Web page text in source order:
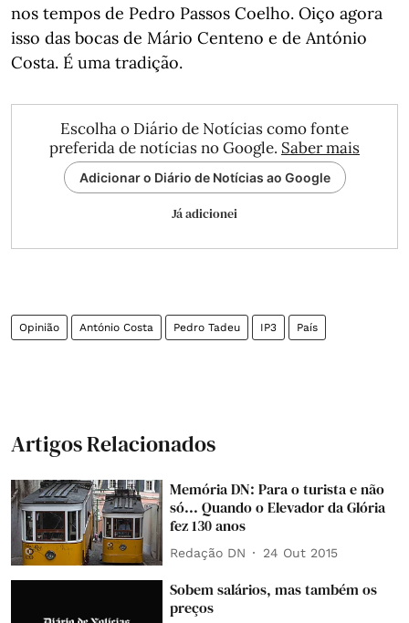
nos tempos de Pedro Passos Coelho. Oiço agora
isso das bocas de Mário Centeno e de António
Costa. É uma tradição.
Escolha o Diário de Notícias como fonte
preferida de notícias no Google. Saber mais
Adicionar o Diário de Notícias ao Google
Já adicionei
Opinião António Costa Pedro Tadeu IP3 País
Artigos Relacionados
Memória DN: Para o turista e não
só... Quando o Elevador da Glória
fez 130 anos
Redação DN 24 Out 2015
Sobem salários, mas também os
preços